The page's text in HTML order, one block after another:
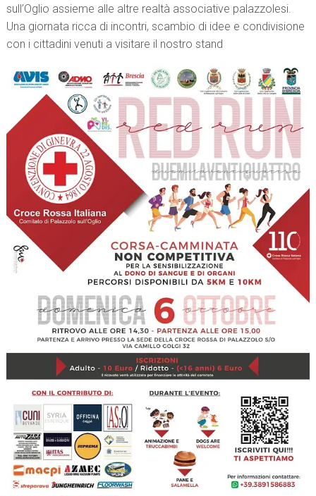
sull’Oglio assieme alle altre realtà associative palazzolesi.
Una giornata ricca di incontri, scambio di idee e condivisione
con i cittadini venuti a visitare il nostro stand